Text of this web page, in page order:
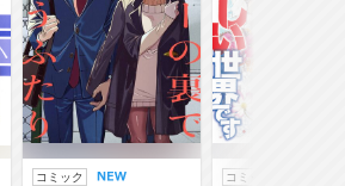
コミック コミック